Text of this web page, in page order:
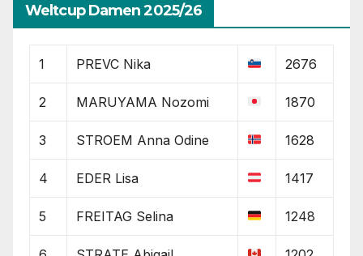
Weltcup Damen 2025/26
1 PREVC Nika 2676
2 MARUYAMA Nozomi 1870
3 STROEM Anna Odine 1628
4 EDER Lisa 1417
5 FREITAG Selina 1248